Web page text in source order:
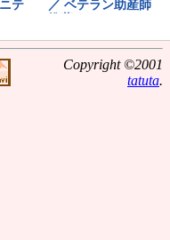
Copyright ©2001
tatuta.